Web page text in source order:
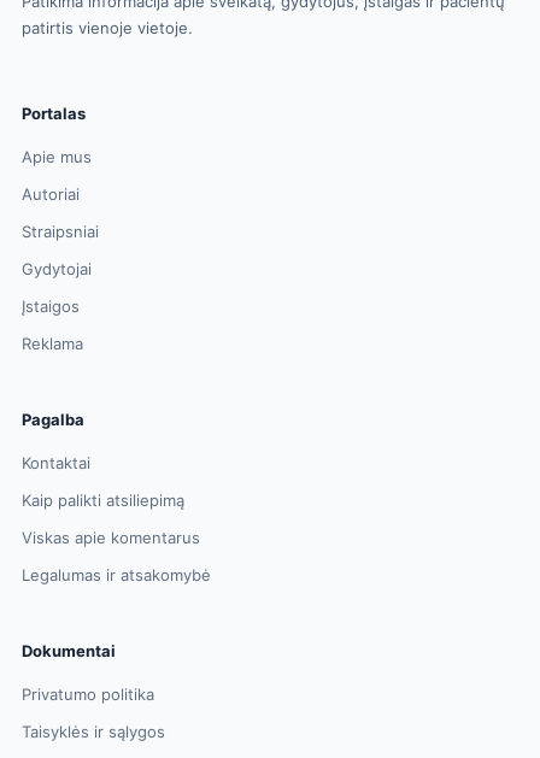
patirtis vienoje vietoje.
Portalas
Apie mus
Autoriai
Straipsniai
Gydytojai
Įstaigos
Reklama
Pagalba
Kontaktai
Kaip palikti atsiliepimą
Viskas apie komentarus
Legalumas ir atsakomybė
Dokumentai
Privatumo politika
Taisyklės ir sąlygos